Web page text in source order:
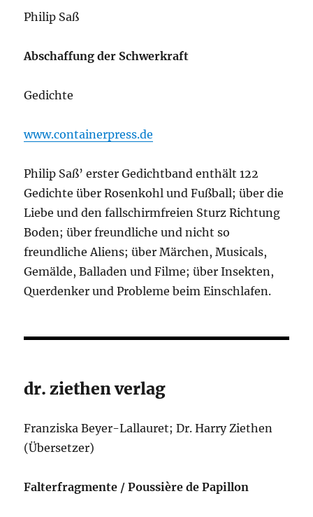
Philip Saß
Abschaffung der Schwerkraft
Gedichte
www.containerpress.de
Philip Saß’ erster Gedichtband enthält 122
Gedichte über Rosenkohl und Fußball; über die
Liebe und den fallschirmfreien Sturz Richtung
Boden; über freundliche und nicht so
freundliche Aliens; über Märchen, Musicals,
Gemälde, Balladen und Filme; über Insekten,
Querdenker und Probleme beim Einschlafen.
dr. ziethen verlag
Franziska Beyer-Lallauret; Dr. Harry Ziethen
(Übersetzer)
Falterfragmente / Poussière de Papillon